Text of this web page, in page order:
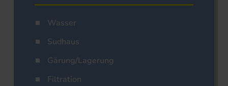
Wasser
Sudhaus
Gärung/Lagerung
Filtration